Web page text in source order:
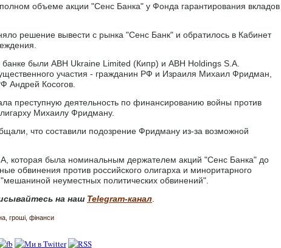
объеме акции "Сенс Банка" у Фонда гарантирования вкладов
решение вывести с рынка "Сенс Банк" и обратилось в Кабинет
были ABH Ukraine Limited (Кипр) и ABH Holdings S.A.
участия - гражданин РФ и Израиля Михаил Фридман,
Андрей Косогов.
преступную деятельность по финансированию войны против
Михаилу Фридману.
что составили подозрение Фридману из-за возможной
которая была номинальным держателем акций "Сенс Банка" до
обвинения против российского олигарха и миноритарного
неуместных политических обвинений".
на наш Telegram-канал
гроші фінанси